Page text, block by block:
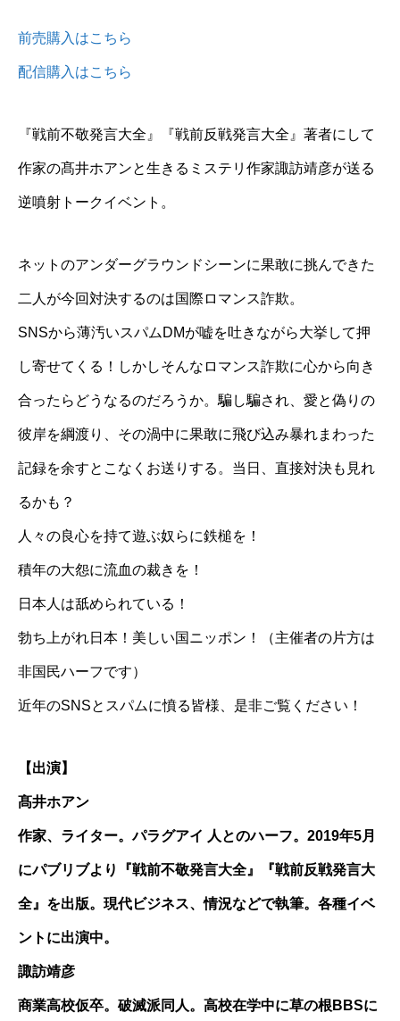
前売購入はこちら
配信購入はこちら
『戦前不敬発言大全』『戦前反戦発言大全』著者にして
作家の髙井ホアンと生きるミステリ作家諏訪靖彦が送る
逆噴射トークイベント。
ネットのアンダーグラウンドシーンに果敢に挑んできた
二人が今回対決するのは国際ロマンス詐欺。
SNSから薄汚いスパムDMが嘘を吐きながら大挙して押
し寄せてくる！しかしそんなロマンス詐欺に心から向き
合ったらどうなるのだろうか。騙し騙され、愛と偽りの
彼岸を綱渡り、その渦中に果敢に飛び込み暴れまわった
記録を余すとこなくお送りする。当日、直接対決も見れ
るかも？
人々の良心を持て遊ぶ奴らに鉄槌を！
積年の大怨に流血の裁きを！
日本人は舐められている！
勃ち上がれ日本！美しい国ニッポン！（主催者の片方は
非国民ハーフです）
近年のSNSとスパムに憤る皆様、是非ご覧ください！
【出演】
髙井ホアン
作家、ライター。パラグアイ 人とのハーフ。2019年5月
にパブリブより『戦前不敬発言大全』『戦前反戦発言大
全』を出版。現代ビジネス、情況などで執筆。各種イベ
ントに出演中。
諏訪靖彦
商業高校仮卒。破滅派同人。高校在学中に草の根BBSに